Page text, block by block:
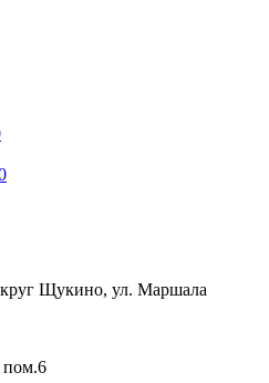
Щукино, ул. Маршала
пом.6